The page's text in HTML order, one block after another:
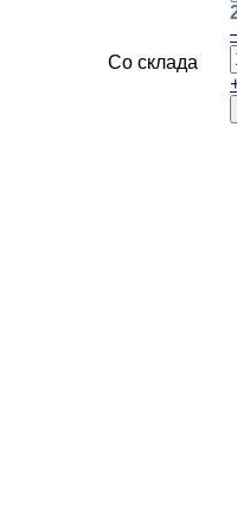
Со склада